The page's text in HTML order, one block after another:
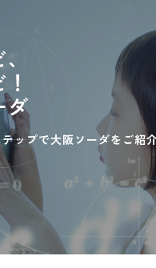
ダ
ップで大阪ソーダをご紹